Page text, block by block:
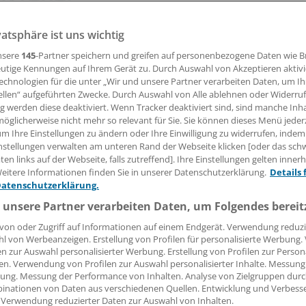
15:03 Uhr
der Vergütung von Tumormeldungen an
jetzt klargestellt, wann Ärzte Umsatzsteuer
einemUrteil des Bundesfinanzhofswird nach der
unterschieden, ob es sich um
an ein epidemiologisches Krebsregister handelt.
eines Arztes, "z.B. an das epidemiologische Krebsregister,
erfolgter Behandlungen bestehen", liege keine
vor, heißt es von Ministeriumsseite. "Steuerfrei sind
an das klinische Krebsregister, bei denen nach der
eine patientenindividuelle Rückmeldung an den Arzt
ist uns wichtig
145-Partner speichern und greifen auf personenbezogene Daten wie
Kennungen auf Ihrem Gerät zu. Durch Auswahl von Akzeptieren
für die unter „Wir und unsere Partner verarbeiten Daten, um
aufgeführten Zwecke. Durch Auswahl von Alle ablehnen oder
werden diese deaktiviert. Wenn Tracker deaktiviert sind, sind manche
nicht mehr so relevant für Sie. Sie können dieses Menü
Ihre Einstellungen zu ändern oder Ihre Einwilligung zu widerrufen, indem
verwalten am unteren Rand der Webseite klicken [oder das
links auf der Webseite, falls zutreffend]. Ihre Einstellungen gelten
Informationen finden Sie in unserer Datenschutzerklärung. Details
Partner verarbeiten Daten, um Folgendes
oder Zugriff auf Informationen auf einem Endgerät. Verwendung
von Werbeanzeigen. Erstellung von Profilen für personalisierte
zur Auswahl personalisierter Werbung. Erstellung von Profilen zur
Verwendung von Profilen zur Auswahl personalisierter Inhalte.
Messung der Performance von Inhalten. Analyse von Zielgruppen
von Daten aus verschiedenen Quellen. Entwicklung und
reduzierter Daten zur Auswahl von Inhalten.